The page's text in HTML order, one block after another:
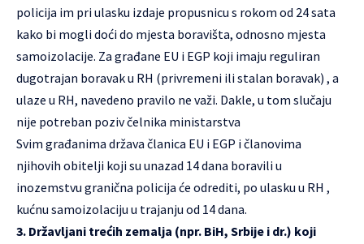
policija im pri ulasku izdaje propusnicu s rokom od 24 sata
kako bi mogli doći do mjesta boravišta, odnosno mjesta
samoizolacije. Za građane EU i EGP koji imaju reguliran
dugotrajan boravak u RH (privremeni ili stalan boravak) , a
ulaze u RH, navedeno pravilo ne važi. Dakle, u tom slučaju
nije potreban poziv čelnika ministarstva
Svim građanima država članica EU i EGP i članovima
njihovih obitelji koji su unazad 14 dana boravili u
inozemstvu granična policija će odrediti, po ulasku u RH ,
kućnu samoizolaciju u trajanju od 14 dana.
3. Državljani trećih zemalja (npr. BiH, Srbije i dr.) koji